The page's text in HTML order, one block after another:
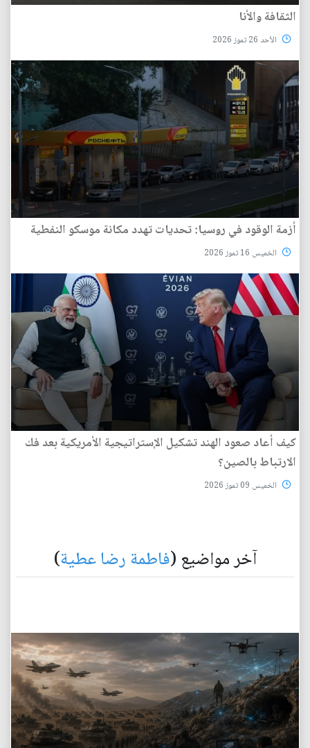
الثقافة والأنا
الأحد 26 تموز 2026
أزمة الوقود في روسيا: تحديات تهدد مكانة موسكو النفطية
الخميس 16 تموز 2026
كيف أعاد صعود الهند تشكيل الإستراتيجية الأمريكية بعد فك
الارتباط بالصين؟
الخميس 09 تموز 2026
آخر مواضيع (فاطمة رضا عطية)